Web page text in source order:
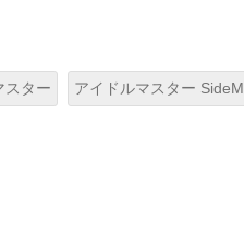
スター アイドルマスター SideM